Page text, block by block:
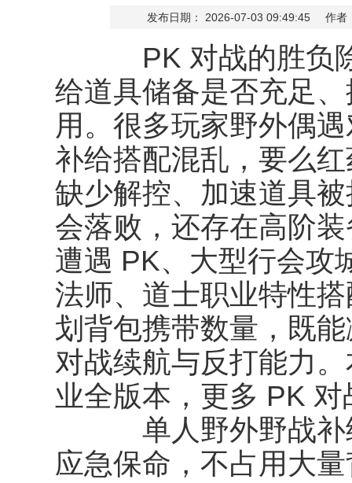
发布日期： 2026-07-03 09:49:45 作者
PK 对战的胜负除
给道具储备是否充足
用。很多玩家野外偶
补给搭配混乱，要么
缺少解控、加速道具
会落败，还存在高阶
遭遇 PK、大型行会攻
法师、道士职业特性
划背包携带数量，既
对战续航与反打能力
业全版本，更多 PK
单人野外野战补给
应急保命，不占用大